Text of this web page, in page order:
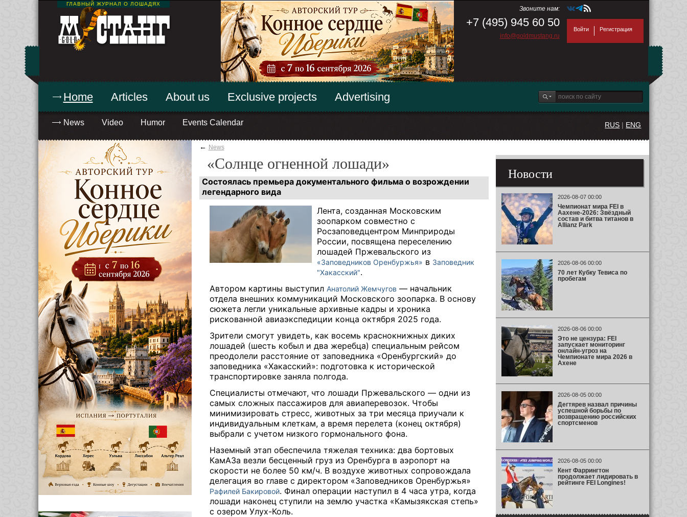
ГЛАВНЫЙ ЖУРНАЛ О ЛОШАДЯХ
Звоните нам:
+7 (495) 945 60 50
info@goldmustang.ru
Войти Регистрация
Home
News Video Humor Events Calendar
Articles About us Exclusive projects Advertising
RUS | ENG
← News
«Солнце огненной лошади»
Состоялась премьера документального фильмао возрождении
легендарного вида
Лента, созданная Московским
зоопарком совместно с
Росзаповедцентром Минприроды
России, посвящена переселению
лошадей Пржевальского из
«Заповедников Оренбуржья» в Заповедник
"Хакасский".
Автором картины выступил Анатолий Жемчугов — начальник
отдела внешних коммуникаций Московского зоопарка. В основу
сюжета легли уникальные архивные кадры и хроника
рискованной авиаэкспедиции конца октября 2025 года.
Зрители смогут увидеть, как восемь краснокнижных диких
лошадей (шесть кобыл и два жеребца) специальным рейсом
преодолели расстояние от заповедника «Оренбургский» до
заповедника «Хакасский»: подготовка к исторической
транспортировке заняла полгода.
Специалисты отмечают, что лошади Пржевальского — одни из
самых сложных пассажиров для авиаперевозок. Чтобы
минимизировать стресс, животных за три месяца приучали к
индивидуальным клеткам, а время перелета (конец октября)
выбрали с учетом низкого гормонального фона.
Наземный этап обеспечила тяжелая техника: два бортовых
КамАЗа везли бесценный груз из Оренбурга в аэропорт на
скорости не более 50 км/ч. В воздухе животных сопровождала
делегация во главе с директором «Заповедников Оренбуржья»
Рафилей Бакировой. Финал операции наступил в 4 часа утра, когда
лошади наконец ступили на землю участка «Камызякская степь»
с озером Улух-Коль.
Новости
2026-08-07 00:00
Чемпионат мира FEI в
Аахене-2026: Звёздный
состав и битва титанов в
Allianz Park
2026-08-06 00:00
70 лет Кубку Тевиса по
пробегам
2026-08-06 00:00
Это не цензура: FEI
запускает мониторинг
онлайн-угроз на
Чемпионате мира 2026 в
Ахене
2026-08-05 00:00
Дегтярев назвал причины
успешной борьбы по
возвращению российских
спортсменов
2026-08-05 00:00
Кент Фаррингтон
продолжает лидировать в
рейтинге FEI Longines!